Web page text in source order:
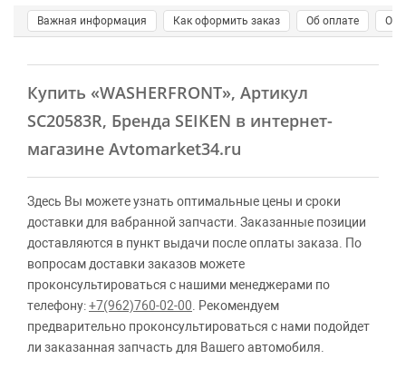
Важная информация Как оформить заказ Об оплате О
Купить «WASHERFRONT», Артикул
SC20583R, Бренда SEIKEN в интернет-
магазине Avtomarket34.ru
Здесь Вы можете узнать оптимальные цены и сроки
доставки для вабранной запчасти. Заказанные позиции
доставляются в пункт выдачи после оплаты заказа. По
вопросам доставки заказов можете
проконсультироваться с нашими менеджерами по
телефону:+7(962)760-02-00 . Рекомендуем
предварительно проконсультироваться с нами подойдет
ли заказанная запчасть для Вашего автомобиля.